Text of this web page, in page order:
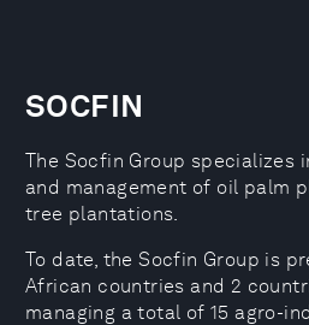
SOCFIN
The Socfin Group specializes
and management of oil palm
tree plantations.
To date, the Socfin Group is
African countries and 2
managing a total of 15 agro-